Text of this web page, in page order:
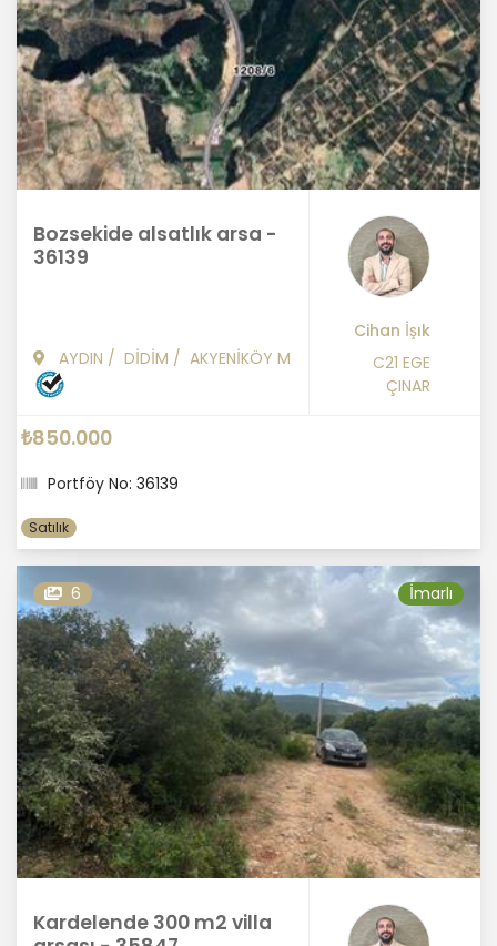
Bozsekide alsatlık arsa -
36139
AYDIN / DİDİM / AKYENİKÖY M
Cihan İşık
C21 EGE
ÇINAR
₺850.000
Portföy No: 36139
Satılık
6 İmarlı
Kardelende 300 m2 villa